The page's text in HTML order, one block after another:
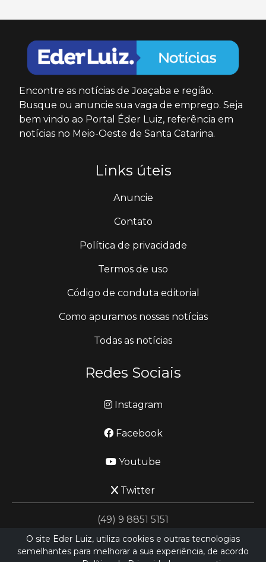
Encontre as notícias de Joaçaba e região.
Busque ou anuncie sua vaga de emprego. Seja
bem vindo ao Portal Éder Luiz, referência em
notícias no Meio-Oeste de Santa Catarina.
Links úteis
Anuncie
Contato
Política de privacidade
Termos de uso
Código de conduta editorial
Como apuramos nossas notícias
Todas as notícias
Redes Sociais
Instagram
Facebook
Youtube
Twitter
(49) 9 8851 5151
jornalismo@ederluiz.com.vc
O site Eder Luiz, utiliza cookies e outras tecnologias
semelhantes para melhorar a sua experiência, de acordo